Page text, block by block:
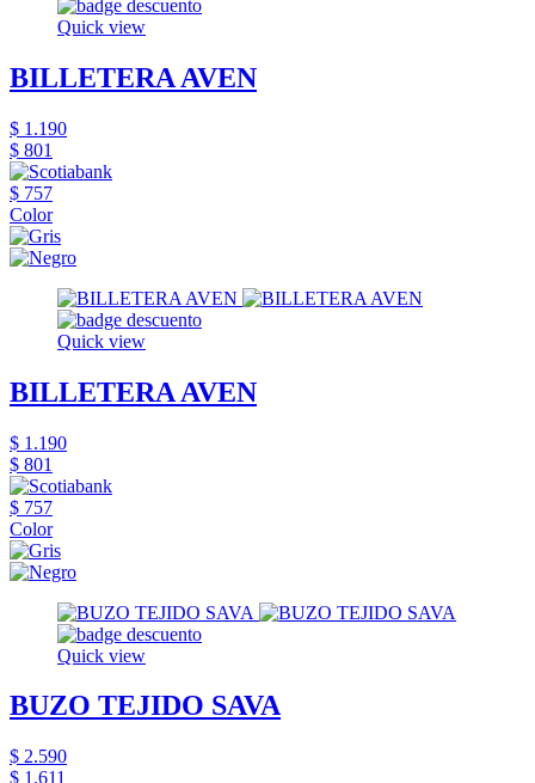
Quick view
BILLETERA AVEN
$ 1.190
$ 801
$ 757
Color
Quick view
BILLETERA AVEN
$ 1.190
$ 801
$ 757
Color
Quick view
BUZO TEJIDO SAVA
$ 2.590
$ 1.611